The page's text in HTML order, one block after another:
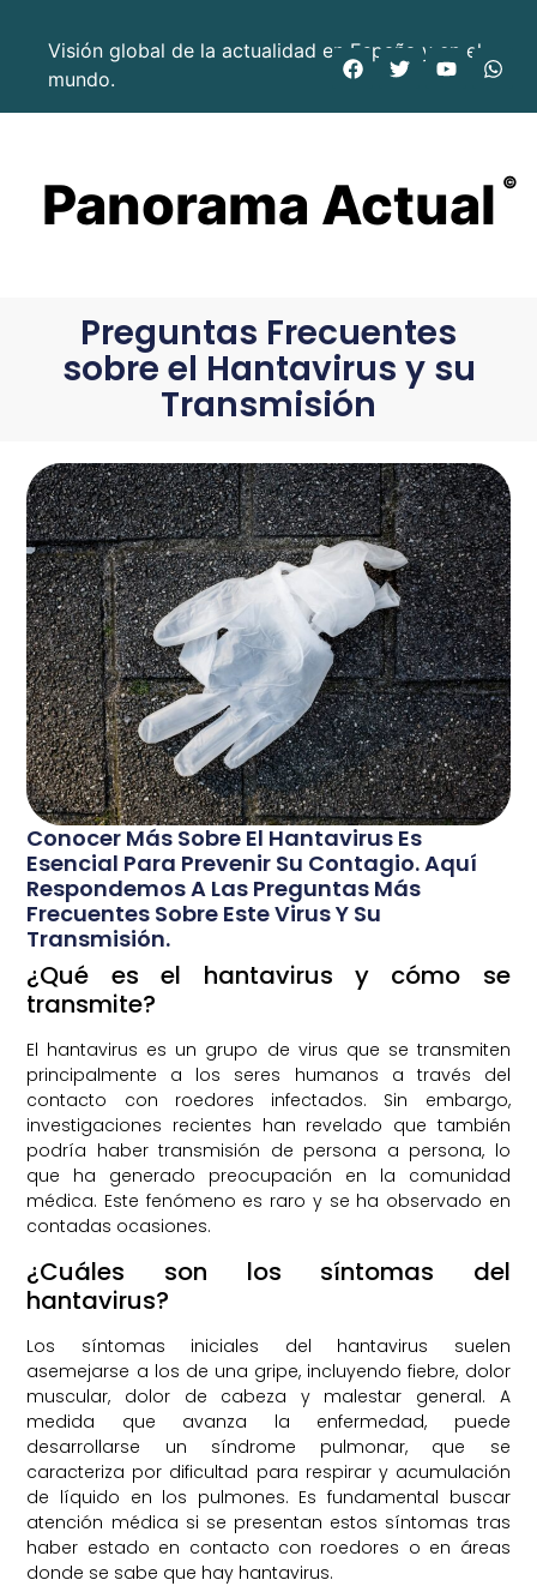
Visión global de la actualidad en España y en el
mundo.
Panorama Actual ©
Preguntas Frecuentes
sobre el Hantavirus y su
Transmisión
Conocer Más Sobre El Hantavirus Es
Esencial Para Prevenir Su Contagio. Aquí
Respondemos A Las Preguntas Más
Frecuentes Sobre Este Virus Y Su
Transmisión.
¿Qué es el hantavirus y cómo se
transmite?
El hantavirus es un grupo de virus que se transmiten
principalmente a los seres humanos a través del
contacto con roedores infectados. Sin embargo,
investigaciones recientes han revelado que también
podría haber transmisión de persona a persona, lo
que ha generado preocupación en la comunidad
médica. Este fenómeno es raro y se ha observado en
contadas ocasiones.
¿Cuáles son los síntomas del
hantavirus?
Los síntomas iniciales del hantavirus suelen
asemejarse a los de una gripe, incluyendo fiebre, dolor
muscular, dolor de cabeza y malestar general. A
medida que avanza la enfermedad, puede
desarrollarse un síndrome pulmonar, que se
caracteriza por dificultad para respirar y acumulación
de líquido en los pulmones. Es fundamental buscar
atención médica si se presentan estos síntomas tras
haber estado en contacto con roedores o en áreas
donde se sabe que hay hantavirus.